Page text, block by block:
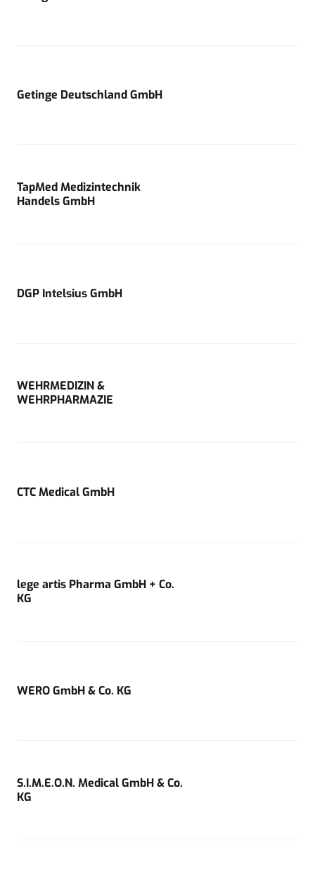
Getinge Deutschland GmbH
TapMed Medizintechnik
Handels GmbH
DGP Intelsius GmbH
WEHRMEDIZIN &
WEHRPHARMAZIE
CTC Medical GmbH
lege artis Pharma GmbH + Co.
KG
WERO GmbH & Co. KG
S.I.M.E.O.N. Medical GmbH & Co.
KG